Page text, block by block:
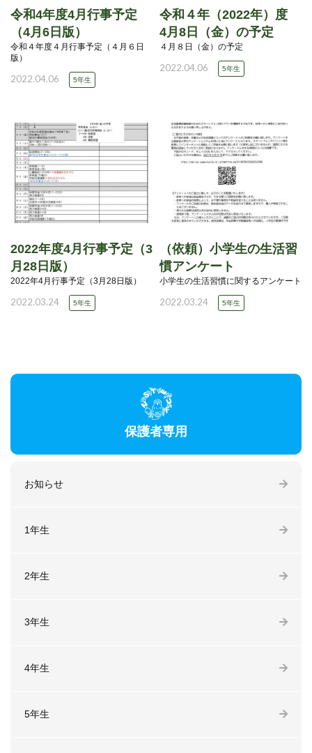
令和4年度4月行事予定
（4月6日版）
令和４年度４月行事予定（４月６日
版）
2022.04.06 5年生
令和４年（2022年）度
4月8日（金）の予定
４月８日（金）の予定
2022.04.06 5年生
2022年度4月行事予定（3
月28日版）
2022年4月行事予定（3月28日版）
2022.03.24 5年生
（依頼）小学生の生活習
慣アンケート
小学生の生活習慣に関するアンケート
2022.03.24 5年生
保護者専用
お知らせ
1年生
2年生
3年生
4年生
5年生